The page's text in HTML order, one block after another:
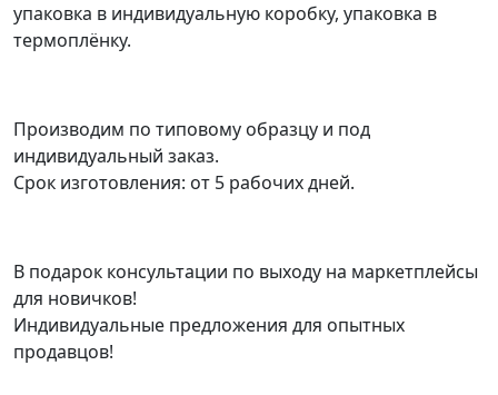
упаковка в индивидуальную коробку, упаковка в
термоплёнку.
Производим по типовому образцу и под
индивидуальный заказ.
Срок изготовления: от 5 рабочих дней.
В подарок консультации по выходу на маркетплейсы
для новичков!
Индивидуальные предложения для опытных
продавцов!